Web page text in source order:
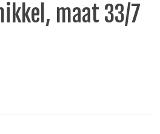
maat 33/7